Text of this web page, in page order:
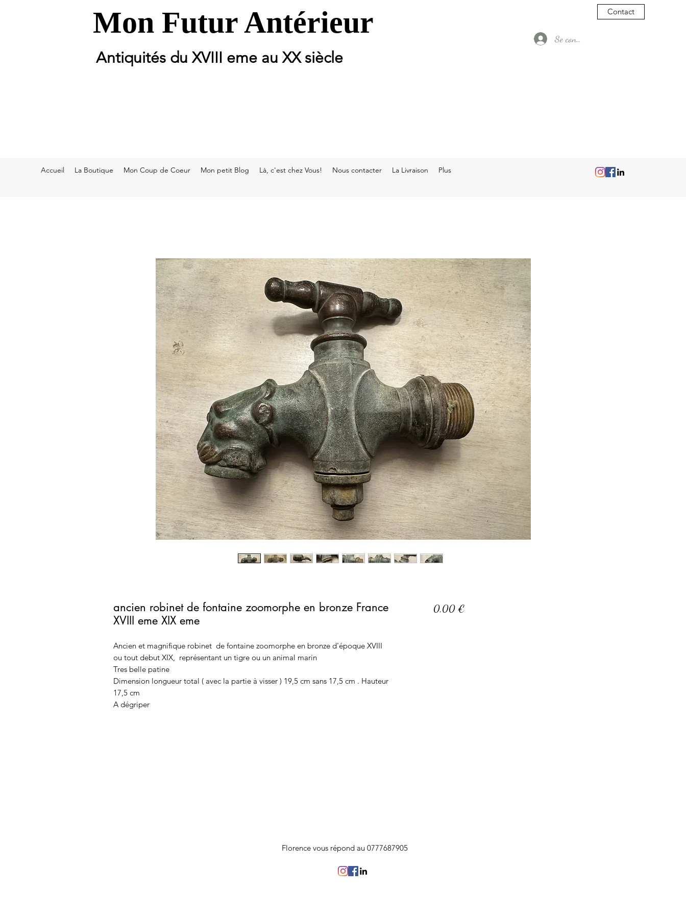
Mon Futur Antérieur
Antiquités du XVIII eme au XX siècle
Contact
Se connecter
Accueil La Boutique Mon Coup de Coeur Mon petit Blog Là, c'est chez Vous! Nous contacter La Livraison Plus
ancien robinet de fontaine zoomorphe en bronze France
XVIII eme XIX eme
Ancien et magnifique robinet de fontaine zoomorphe en bronze d'époque XVIII
ou tout debut XIX, représentant un tigre ou un animal marin
Tres belle patine
Dimension longueur total ( avec la partie à visser ) 19,5 cm sans 17,5 cm . Hauteur
17,5 cm
A dégriper
0,00 €Prix
Florence vous répond au 0777687905